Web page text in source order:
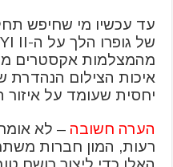
מהמצלמות אקסטרים
איכות הצילום
יחסית שעומד על איזור ה-
הערה חשובה
רעות, המון חברות